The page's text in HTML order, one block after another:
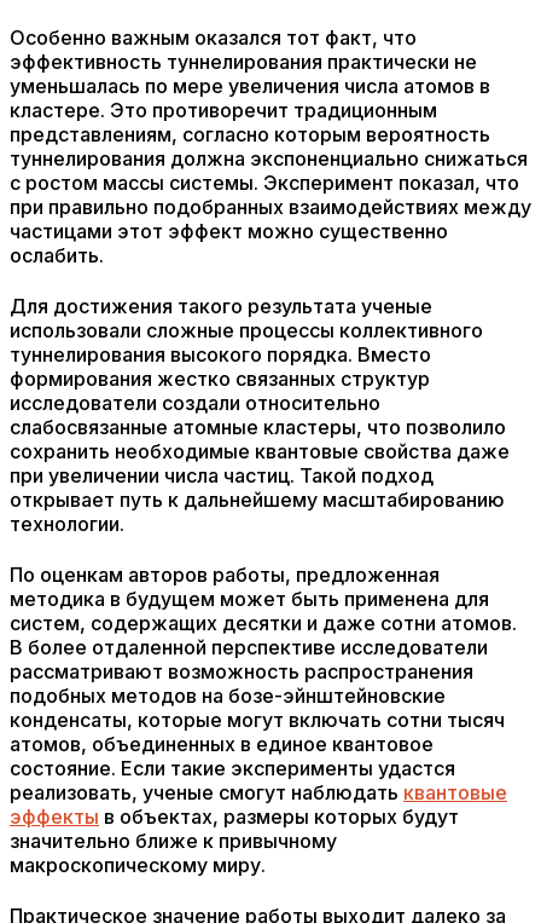
Особенно важным оказался тот факт, что
эффективность туннелирования практически не
уменьшалась по мере увеличения числа атомов в
кластере. Это противоречит традиционным
представлениям, согласно которым вероятность
туннелирования должна экспоненциально снижаться
с ростом массы системы. Эксперимент показал, что
при правильно подобранных взаимодействиях между
частицами этот эффект можно существенно
ослабить.
Для достижения такого результата ученые
использовали сложные процессы коллективного
туннелирования высокого порядка. Вместо
формирования жестко связанных структур
исследователи создали относительно
слабосвязанные атомные кластеры, что позволило
сохранить необходимые квантовые свойства даже
при увеличении числа частиц. Такой подход
открывает путь к дальнейшему масштабированию
технологии.
По оценкам авторов работы, предложенная
методика в будущем может быть применена для
систем, содержащих десятки и даже сотни атомов.
В более отдаленной перспективе исследователи
рассматривают возможность распространения
подобных методов на бозе-эйнштейновские
конденсаты, которые могут включать сотни тысяч
атомов, объединенных в единое квантовое
состояние. Если такие эксперименты удастся
реализовать, ученые смогут наблюдать квантовые
эффекты в объектах, размеры которых будут
значительно ближе к привычному
макроскопическому миру.
Практическое значение работы выходит далеко за